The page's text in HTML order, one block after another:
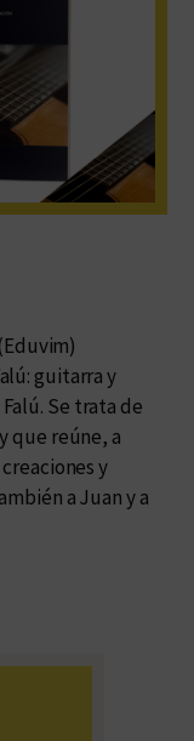
guitarra y
Se trata de
que reúne, a
y
a Juan y a